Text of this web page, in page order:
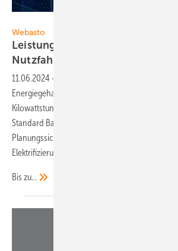
Webasto
Leistungstärkere
Nutzfahrzeuge
11.06.2024 -
Energiegehalt seiner Traktionsbatterien von 35
Kilowattstunden. Das standardisierte
Standard Battery Pro 40 gibt Bestands- und
Planungssicherheit und erleichtert mehrjährige
Elektrifizierungsprojekte.
Bis zu...